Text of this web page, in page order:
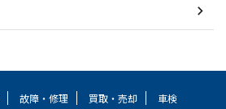
故障・修理 買取・売却 車検